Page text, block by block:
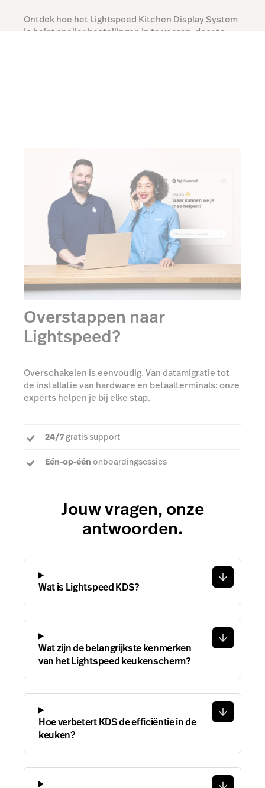
Ontdek hoe het Lightspeed Kitchen Display System
je helpt sneller bestellingen in te voeren, door te
Overstappen naar
Lightspeed?
Overschakelen is eenvoudig. Van datamigratie tot
de installatie van hardware en betaalterminals: onze
experts helpen je bij elke stap.
24/7gratis support
Eén-op-één onboardingsessies
Jouw vragen, onze
antwoorden.
Wat is Lightspeed KDS?
Wat zijn de belangrijkste kenmerken
van het Lightspeed keukenscherm?
Hoe verbetert KDS de efficiëntie in de
keuken?